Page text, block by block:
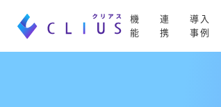
機
能
連
携
導入
事例